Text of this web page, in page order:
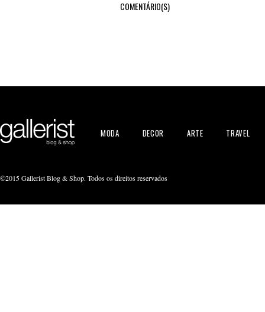
COMENTÁRIO(S)
MODA DECOR ARTE TRAVEL
©2015 Gallerist Blog & Shop. Todos os direitos reservados